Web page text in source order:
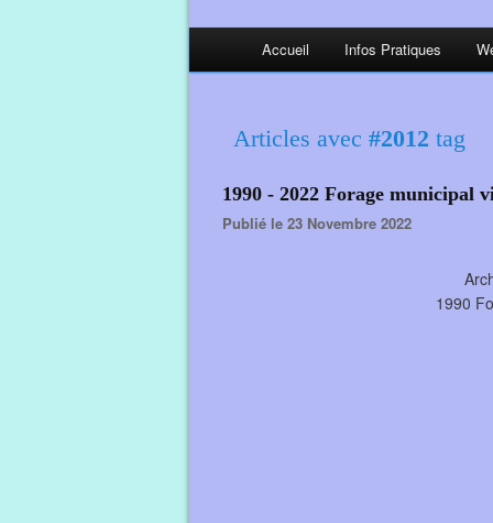
Accueil Infos Pratiques
Articles avec #2012 tag
1990 - 2022 Forage municipal
Publié le 23 Novembre 2022
1990